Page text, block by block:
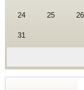
24 25 26
31